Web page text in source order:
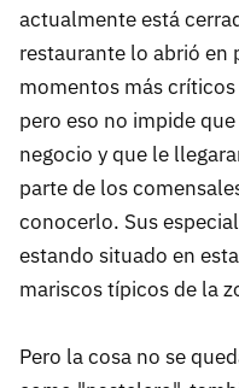
actualmente está
restaurante lo abrió en
momentos más
pero eso no impide
negocio y que le
parte de los
conocerlo. Sus
estando situado en
mariscos típicos de la
Pero la cosa no se